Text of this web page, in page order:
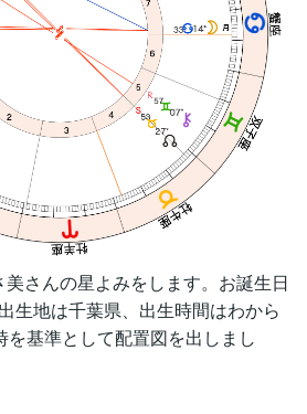
さんの星よみをします。お誕生日
生地は千葉県、出生時間はわから
を基準として配置図を出しまし